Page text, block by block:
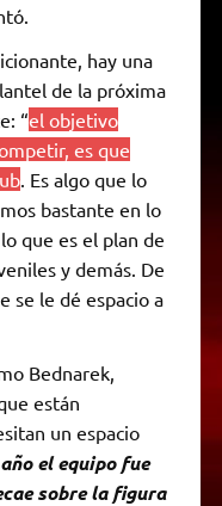
hay una
de la próxima
“el objetivo
es que
. Es algo que lo
bastante en lo
que es el plan de
y demás. De
se le dé espacio a
Bednarek,
están
un espacio
el equipo fue
sobre la figura